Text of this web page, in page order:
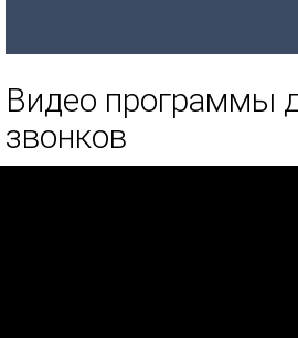
Видео программы
звонков